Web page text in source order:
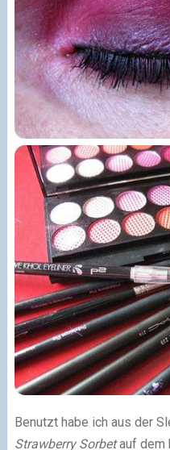
Benutzt habe ich aus der
Strawberry Sorbetauf dem